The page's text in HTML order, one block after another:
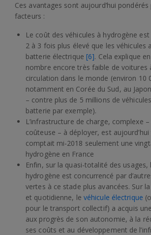
Ces avantages sont aujourd’hui pondérés
facteurs :
Le coût des véhicules à hydrogène est
2 à 3 fois plus élevé que les véhicules
batterie électrique [6]. Cela explique
nombre encore très faible de voitures
circulation dans le monde (environ 10
notamment en Corée du Sud, au
– contre plus de 5 millions de
batterie par exemple).
L’infrastructure de charge, complexe
coûteuse – à déployer, est
comptait mi-2018 seulement une
hydrogène en France
Enfin, sur la quasi-totalité des usages,
hydrogène est concurrencé par
vertes à ce stade plus avancées. Sur
et quotidienne, le véhicule électrique
pour le transport collectif) a acquis
aux progrès de son autonomie, à la
ses coûts et au développement de